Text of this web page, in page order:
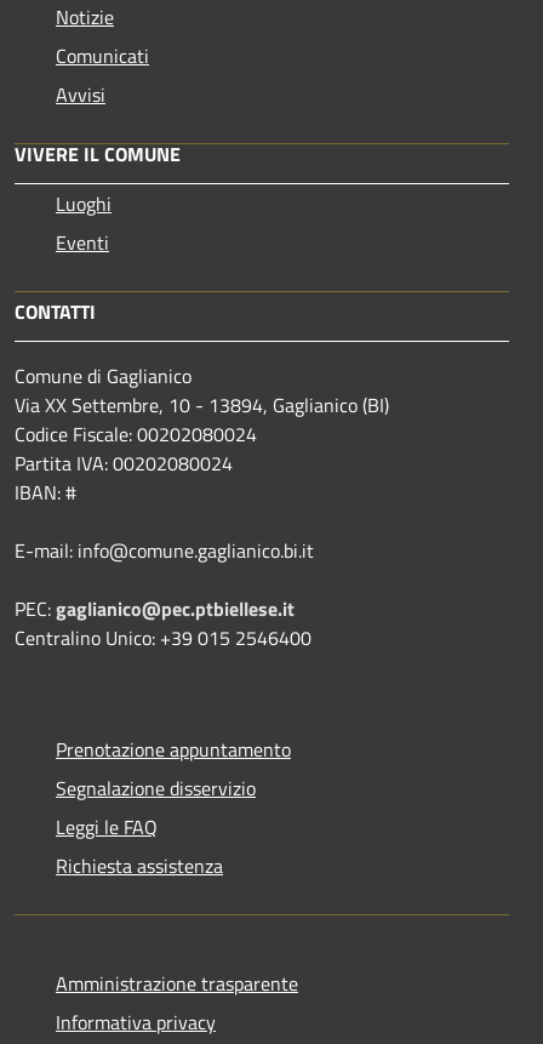
Notizie
Comunicati
Avvisi
VIVERE IL COMUNE
Luoghi
Eventi
CONTATTI
Comune di Gaglianico
Via XX Settembre, 10 - 13894, Gaglianico (BI)
Codice Fiscale: 00202080024
Partita IVA: 00202080024
IBAN: #
E-mail: info@comune.gaglianico.bi.it
PEC:gaglianico@pec.ptbiellese.it
Centralino Unico: +39 015 2546400
Prenotazione appuntamento
Segnalazione disservizio
Leggi le FAQ
Richiesta assistenza
Amministrazione trasparente
Informativa privacy